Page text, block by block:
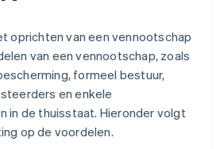
oprichten van een vennootschap
van een vennootschap, zoals
formeel bestuur,
en enkele
in de thuisstaat. Hieronder volgt
op de voordelen.